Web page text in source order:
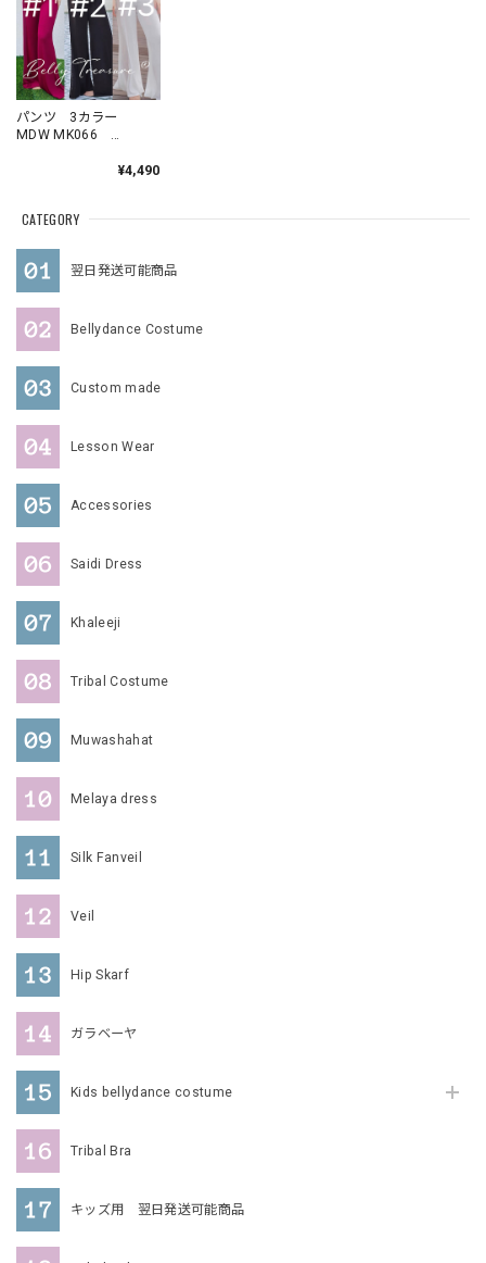
CATEGORY
翌日発送可能商品
Bellydance Costume
Custom made
Lesson Wear
Accessories
Saidi Dress
Khaleeji
Tribal Costume
Muwashahat
Melaya dress
Silk Fanveil
Veil
Hip Skarf
ガラベーヤ
Kids bellydance costume
Tribal Bra
キッズ用 翌日発送可能商品
パンツ 3カラー
MDW MK066
¥4,490